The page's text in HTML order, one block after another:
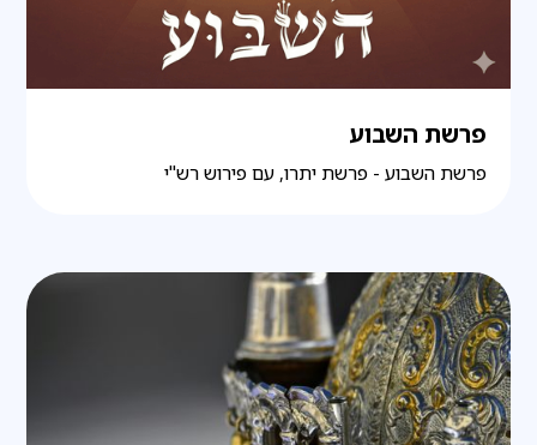
פרשת השבוע
פרשת השבוע - פרשת יתרו, עם פירוש רש"י